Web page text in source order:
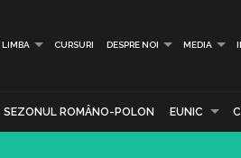
LIMBA CURSURI DESPRE NOI MEDIA
SEZONUL ROMÂNO-POLON EUNIC